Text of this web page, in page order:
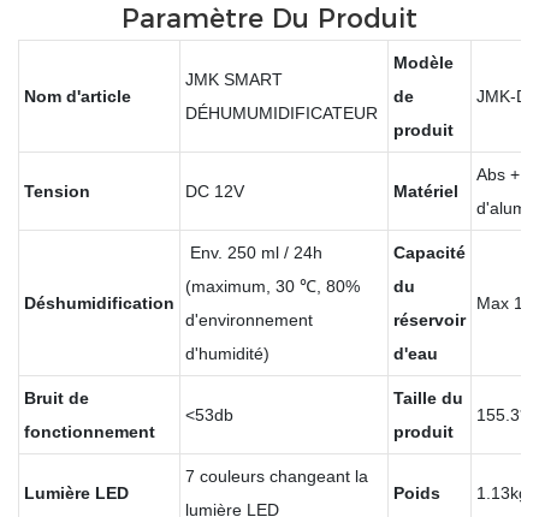
Paramètre Du Produit
Nom d'article
JMK SMART
DÉHUMUMIDIFICATEUR
Modèle
de
produit
JMK-D3
Tension DC 12V Matériel
Abs +
Déshumidification
Env. 250 ml / 24h
(maximum, 30 ℃, 80%
d'environnement
d'humidité)
Capacité
du
réservoir
d'eau
Max
Bruit de
fonctionnement
<53db
Taille du
produit
Lumière LED
7 couleurs changeant la
lumière LED
Poids 1.13kg